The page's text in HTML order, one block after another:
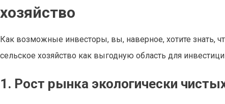
хозяйство
Как возможные инвесторы, вы, наверное, хотите знать,
сельское хозяйство как выгодную область для
1. Рост рынка экологически